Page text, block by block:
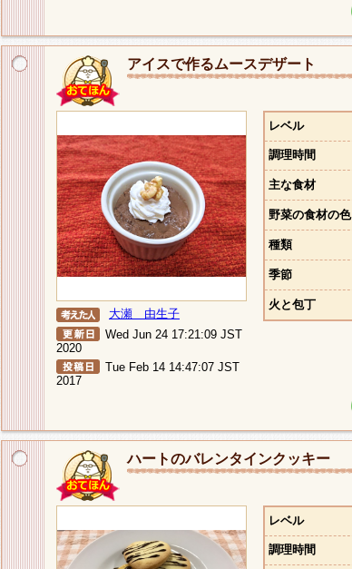
アイスで作るムースデザート
大瀬 由生子
Wed Jun 24 17:21:09 JST
2020
Tue Feb 14 14:47:07 JST
2017
レベル
調理時間
主な食材
野菜の食材の色
種類
季節
火と包丁
ハートのバレンタインクッキー
レベル
調理時間